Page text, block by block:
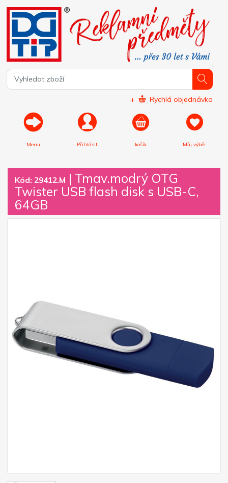
+ Rychlá objednávka
Menu Přihlásit košík Můj výběr
Kód: 29412.M | Tmav.modrý OTG
Twister USB flash disk s USB-C,
64GB